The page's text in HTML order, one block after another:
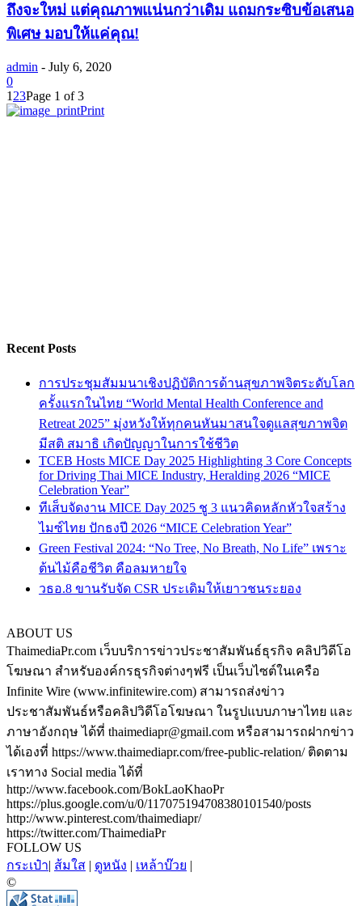
ถึงจะใหม่ แต่คุณภาพแน่นกว่าเดิม แถมกระซิบข้อเสนอ
พิเศษ มอบให้แค่คุณ!
admin - July 6, 2020
0
1 23Page 1 of 3
Print
Recent Posts
การประชุมสัมมนาเชิงปฏิบัติการด้านสุขภาพจิตระดับโลก
ครั้งแรกในไทย “World Mental Health Conference and
Retreat 2025” มุ่งหวังให้ทุกคนหันมาสนใจดูแลสุขภาพจิต
มีสติ สมาธิ เกิดปัญญาในการใช้ชีวิต
TCEB Hosts MICE Day 2025 Highlighting 3 Core Concepts
for Driving Thai MICE Industry, Heralding 2026 “MICE
Celebration Year”
ทีเส็บจัดงาน MICE Day 2025 ชู 3 แนวคิดหลักหัวใจสร้าง
ไมซ์ไทย ปักธงปี 2026 “MICE Celebration Year”
Green Festival 2024: “No Tree, No Breath, No Life” เพราะ
ต้นไม้คือชีวิต คือลมหายใจ
วธอ.8 ขานรับจัด CSR ประเดิมให้เยาวชนระยอง
ABOUT US
ThaimediaPr.com เว็บบริการข่าวประชาสัมพันธ์ธุรกิจ คลิปวิดีโอ
โฆษณา สำหรับองค์กรธุรกิจต่างๆฟรี เป็นเว็บไซต์ในเครือ
Infinite Wire (www.infinitewire.com) สามารถส่งข่าว
ประชาสัมพันธ์หรือคลิปวิดีโอโฆษณา ในรูปแบบภาษาไทย และ
ภาษาอังกฤษ ได้ที่ thaimediapr@gmail.com หรือสามารถฝากข่าว
ได้เองที่ https://www.thaimediapr.com/free-public-relation/ ติดตาม
เราทาง Social media ได้ที่
http://www.facebook.com/BokLaoKhaoPr
https://plus.google.com/u/0/117075194708380101540/posts
http://www.pinterest.com/thaimediapr/
https://twitter.com/ThaimediaPr
FOLLOW US
กระเป๋า| ส้มใส | ดูหนัง | เหล้าบ๊วย |
©